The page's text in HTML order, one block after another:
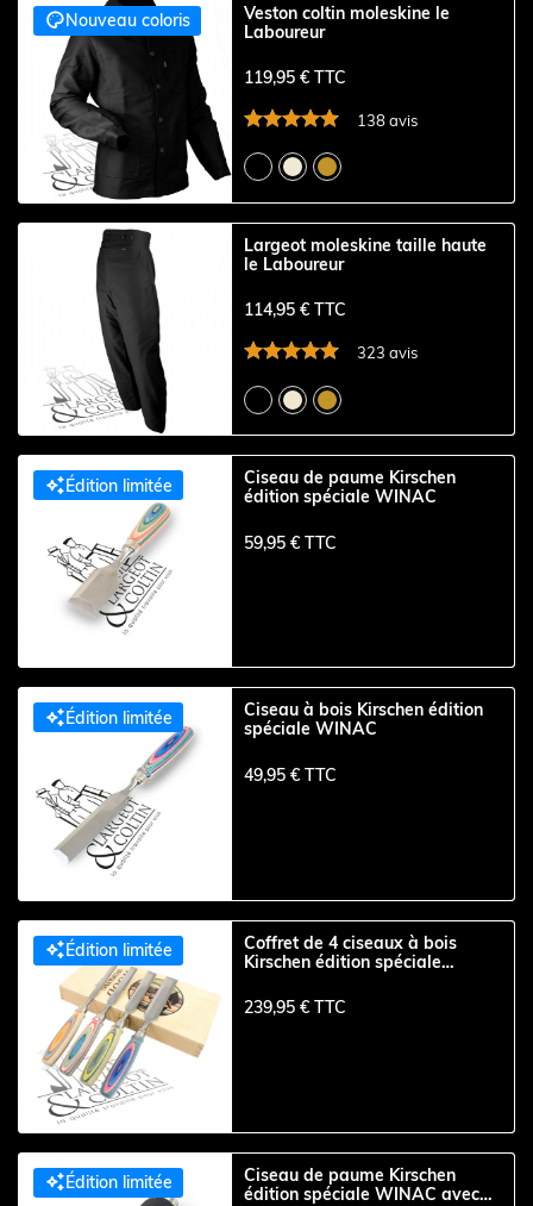
Nouveau coloris
Veston coltin moleskine le
Laboureur
119,95 € TTC
138 avis
Largeot moleskine taille haute
le Laboureur
114,95 € TTC
323 avis
Édition limitée
Ciseau de paume Kirschen
édition spéciale WINAC
59,95 € TTC
Édition limitée
Ciseau à bois Kirschen édition
spéciale WINAC
49,95 € TTC
Édition limitée
Coffret de 4 ciseaux à bois
Kirschen édition spéciale
239,95 € TTC
Édition limitée
Ciseau de paume Kirschen
édition spéciale WINAC avec